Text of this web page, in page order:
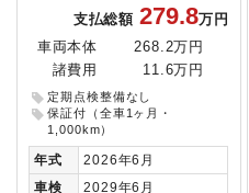
支払総額 279.8万円
車両本体
268.2万円
諸費用
11.6万円
定期点検整備なし
保証付（全車1ヶ月・
1,000km）
年式
2026年6月
車検
2029年6月